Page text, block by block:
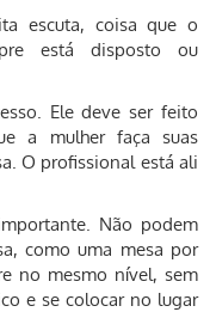
escuta, coisa que o
está disposto ou
Ele deve ser feito
a mulher faça suas
O profissional está ali
Não podem
como uma mesa por
no mesmo nível, sem
e se colocar no lugar